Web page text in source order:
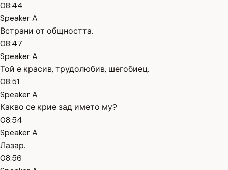
08:44
Speaker A
Встрани от общността.
08:47
Speaker A
Той е красив, трудолюбив, шегобиец.
08:51
Speaker A
Какво се крие зад името му?
08:54
Speaker A
Лазар.
08:56